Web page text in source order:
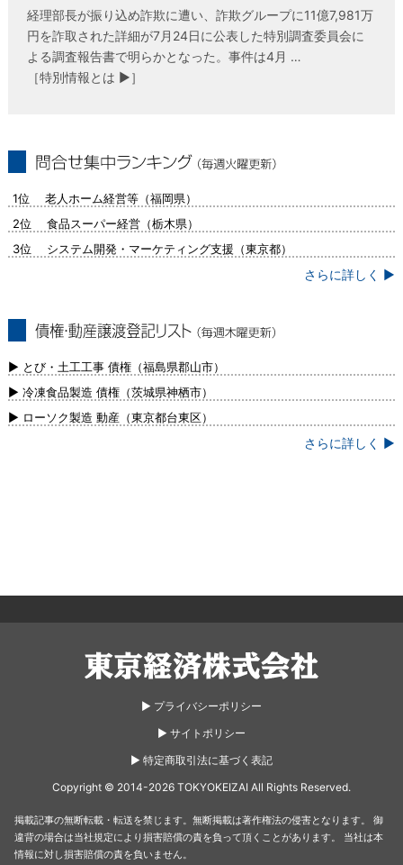
経理部長が振り込め詐欺に遭い、詐欺グループに11億7,981万
円を詐取された詳細が7月24日に公表した特別調査委員会に
よる調査報告書で明らかとなった。事件は4月 …
［特別情報とは ▶］
1位 老人ホーム経営等（福岡県）
2位 食品スーパー経営（栃木県）
3位 システム開発・マーケティング支援（東京都）
さらに詳しく ▶
新）
▶ とび・土工工事 債権（福島県郡山市）
▶ 冷凍食品製造 債権（茨城県神栖市）
▶ ローソク製造 動産（東京都台東区）
さらに詳しく ▶
▶︎ プライバシーポリシー
▶︎ サイトポリシー
▶︎ 特定商取引法に基づく表記
Copyright © 2014-2026 TOKYOKEIZAI All Rights Reserved.
掲載記事の無断転載・転送を禁じます。無断掲載は著作権法の侵害となります。
御
違背の場合は当社規定により損害賠償の責を負って頂くことがあります。
当社は本
情報に対し損害賠償の責を負いません。